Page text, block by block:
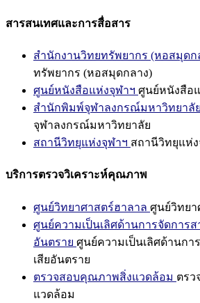
สารสนเทศและการสื่อสาร
สำนักงานวิทยทรัพยากร (หอสมุดก
ทรัพยากร (หอสมุดกลาง)
ศูนย์หนังสือแห่งจุฬาฯ ศูนย์หนังสือ
สำนักพิมพ์จุฬาลงกรณ์มหาวิทยาลัย
จุฬาลงกรณ์มหาวิทยาลัย
สถานีวิทยุแห่งจุฬาฯ สถานีวิทยุแห่
บริการตรวจวิเคราะห์คุณภาพ
ศูนย์วิทยาศาสตร์ฮาลาล ศูนย์วิทยา
ศูนย์ความเป็นเลิศด้านการจัดการส
อันตราย ศูนย์ความเป็นเลิศด้านกา
เสียอันตราย
ตรวจสอบคุณภาพสิ่งแวดล้อม ตร
แวดล้อม